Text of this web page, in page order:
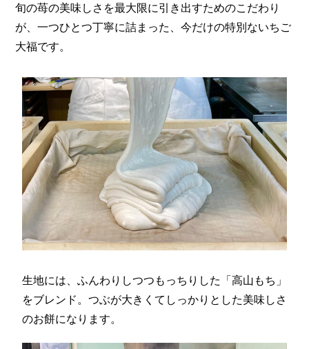
旬の苺の美味しさを最大限に引き出すためのこだわり
が、一つひとつ丁寧に詰まった、今だけの特別ないちご
大福です。
生地には、ふんわりしつつもっちりした「高山もち」
をブレンド。つぶが大きくてしっかりとした美味しさ
のお餅になります。